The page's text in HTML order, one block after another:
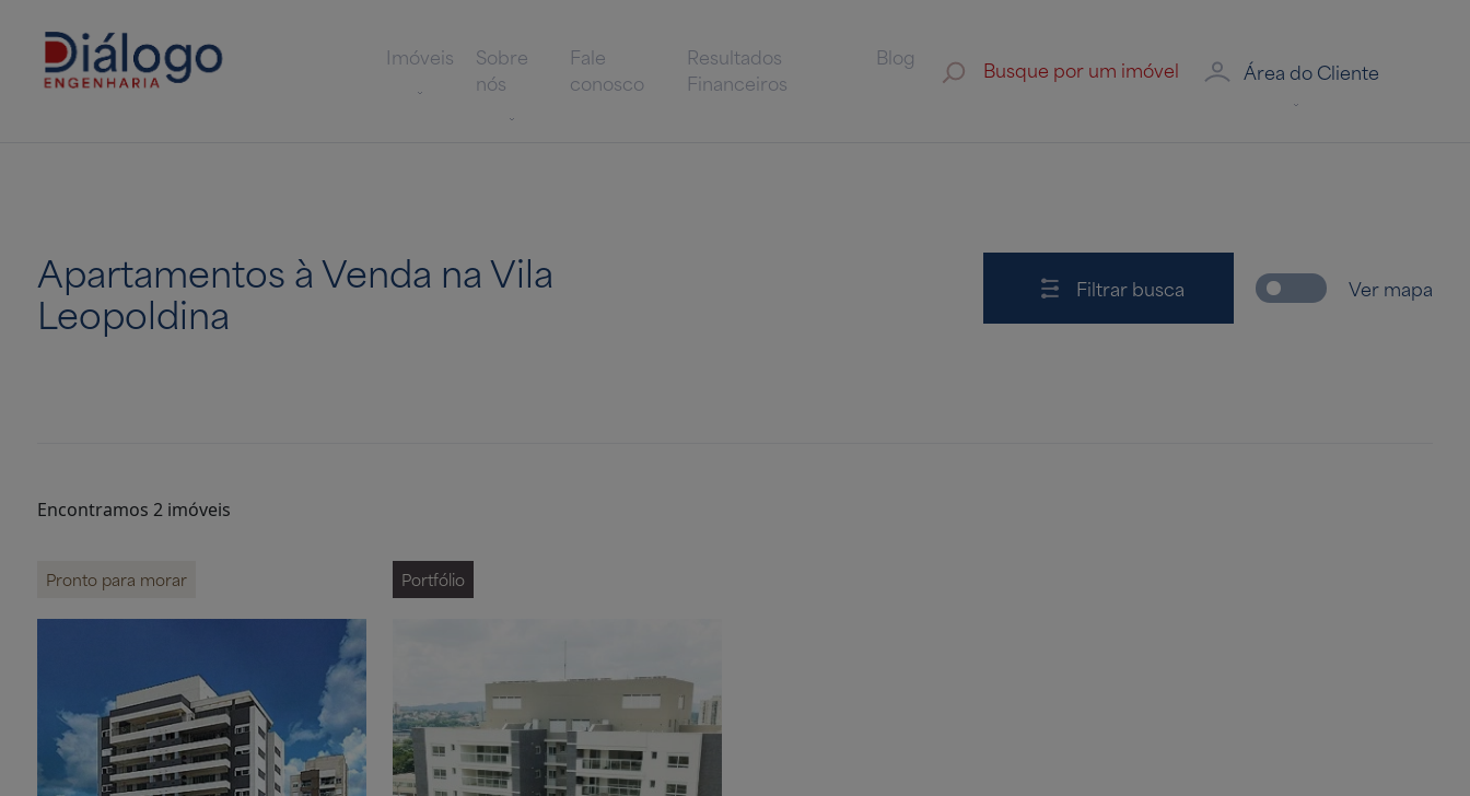
Imóveis
Sobre
nós
Fale
conosco
Resultados
Financeiros
Blog
Área do Cliente
Apartamentos à Venda na Vila
Leopoldina
Filtrar busca Ver mapa
Encontramos 2 imóveis
Pronto para morar Portfólio